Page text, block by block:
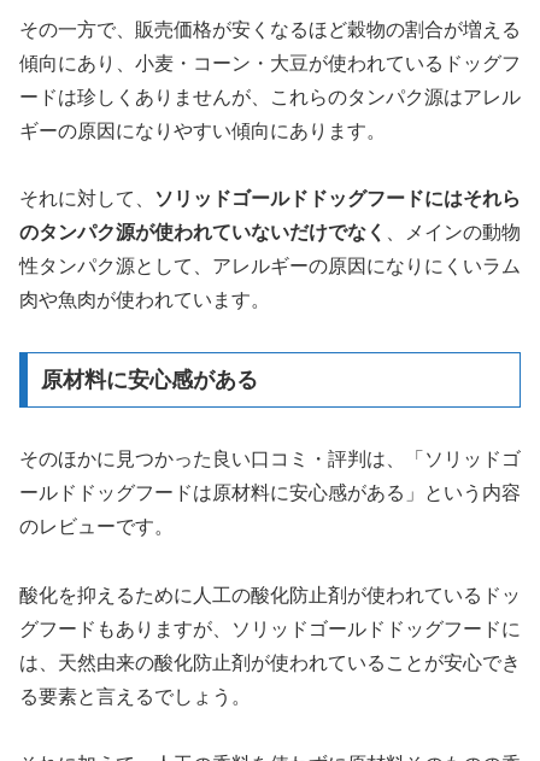
その一方で、販売価格が安くなるほど穀物の割合が増える
傾向にあり、小麦・コーン・大豆が使われているドッグフ
ードは珍しくありませんが、これらのタンパク源はアレル
ギーの原因になりやすい傾向にあります。
それに対して、
ソリッドゴールドドッグフードにはそれら
のタンパク源が使われていないだけでなく
、メインの動物
性タンパク源として、アレルギーの原因になりにくいラム
肉や魚肉が使われています。
原材料に安心感がある
そのほかに見つかった良い口コミ・評判は、「ソリッドゴ
ールドドッグフードは原材料に安心感がある」という内容
のレビューです。
酸化を抑えるために人工の酸化防止剤が使われているドッ
グフードもありますが、ソリッドゴールドドッグフードに
は、天然由来の酸化防止剤が使われていることが安心でき
る要素と言えるでしょう。